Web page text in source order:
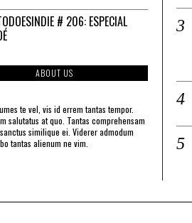
# 206: ESPECIAL
ABOUT US
te vel, vis id errem tantas tempor.
salutatus at quo. Tantas comprehensam
similique ei. Viderer admodum
tantas alienum ne vim.